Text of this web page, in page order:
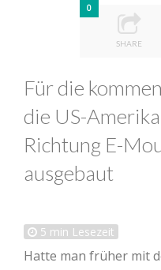
0
SHARE
Für die
die US-
Richtung E-
ausgebaut
5 min Lesezeit
Hatte man früher mit